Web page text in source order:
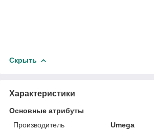
Скрыть
Характеристики
Основные атрибуты
Производитель
Umega